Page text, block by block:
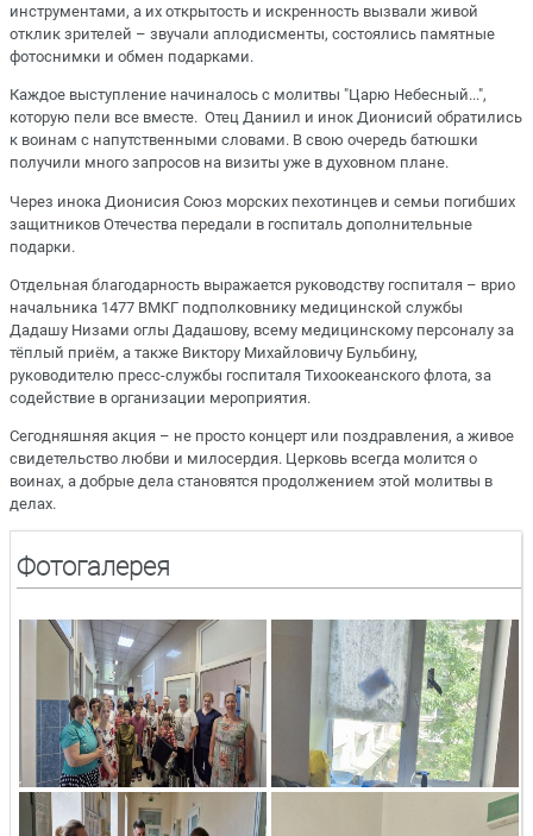
инструментами, а их открытость и искренность вызвали живой
отклик зрителей – звучали аплодисменты, состоялись памятные
фотоснимки и обмен подарками.
Каждое выступление начиналось с молитвы "Царю Небесный...",
которую пели все вместе. Отец Даниил и инок Дионисий обратились
к воинам с напутственными словами. В свою очередь батюшки
получили много запросов на визиты уже в духовном плане.
Через инока Дионисия Союз морских пехотинцев и семьи погибших
защитников Отечества передали в госпиталь дополнительные
подарки.
Отдельная благодарность выражается руководству госпиталя – врио
начальника 1477 ВМКГ подполковнику медицинской службы
Дадашу Низами оглы Дадашову, всему медицинскому персоналу за
тёплый приём, а также Виктору Михайловичу Бульбину,
руководителю пресс-службы госпиталя Тихоокеанского флота, за
содействие в организации мероприятия.
Сегодняшняя акция – не просто концерт или поздравления, а живое
свидетельство любви и милосердия. Церковь всегда молится о
воинах, а добрые дела становятся продолжением этой молитвы в
делах.
Фотогалерея